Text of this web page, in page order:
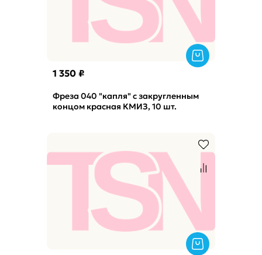
1 350 ₽
Фреза 040 "капля" с закругленным
концом красная КМИЗ, 10 шт.